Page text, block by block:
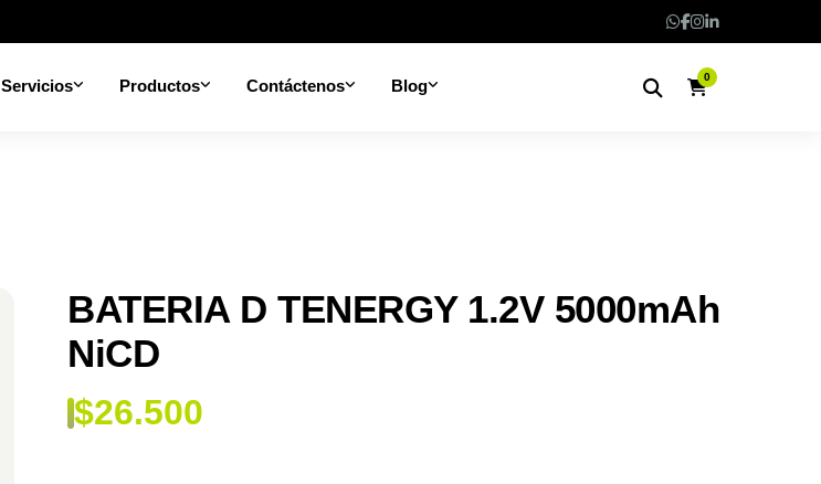
Servicios Productos Contáctenos Blog 0
BATERIA D TENERGY 1.2V 5000mAh
NiCD
$26.500